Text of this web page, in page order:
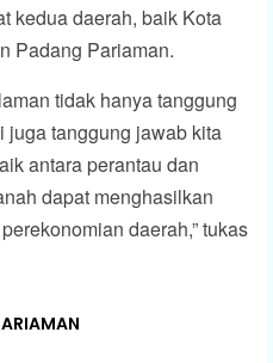
kedua daerah, baik Kota
Padang Pariaman.
tidak hanya tanggung
juga tanggung jawab kita
antara perantau dan
dapat menghasilkan
daerah,” tukas